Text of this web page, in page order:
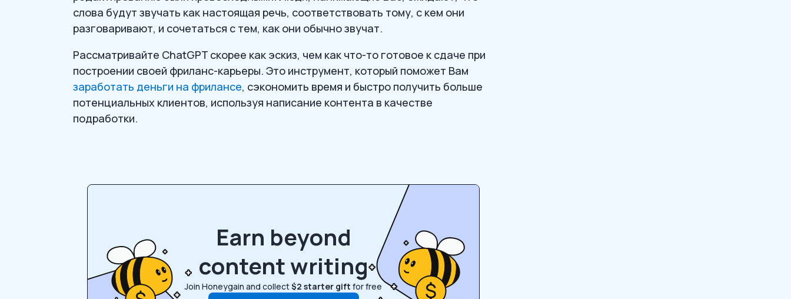
слова будут звучать как настоящая речь, соответствовать тому, с кем они
разговаривают, и сочетаться с тем, как они обычно звучат.
Рассматривайте ChatGPT скорее как эскиз, чем как что-то готовое к сдаче при
построении своей фриланс-карьеры. Это инструмент, который поможет Вам
заработать деньги на фрилансе, сэкономить время и быстро получить больше
потенциальных клиентов, используя написание контента в качестве
подработки.
Earn beyond
content writing
Join Honeygain and collect$2 starter gift for free